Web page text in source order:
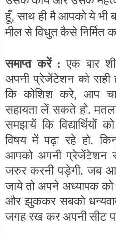
हूँ, साथ ही मै आपको ये भी
मील से विधुत कैसे निर्मित
समाप्त करें : एक बार
अपनी प्रेजेंटेशन को सही
कि कोशिश करे, आप
सहायता लें सकते हो.
समझायें कि
विषय में पढ़ा रहे हो.
आपको अपनी प्रेजेंटेशन
जरुर करनी पड़ेगी. जब
जाये तो अपने अध्यापक
और झुककर सबको
जगह रख कर अपनी सीट